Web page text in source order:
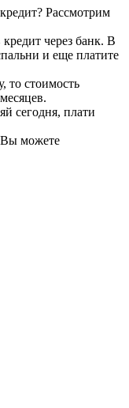
Рассмотрим
через банк. В
и еще платите
то стоимость
сегодня, плати
Вы можете